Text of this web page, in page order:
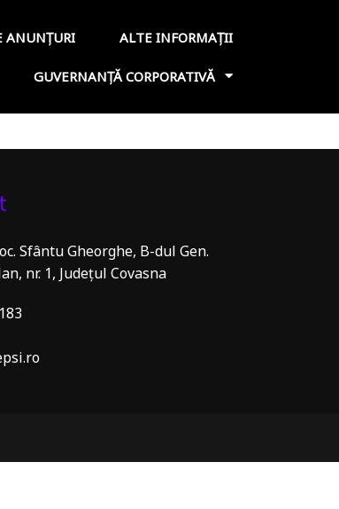
ANUNȚURI ALTE INFORMAȚII
GUVERNANȚĂ CORPORATIVĂ
Sfântu Gheorghe, B-dul Gen.
nr. 1, Județul Covasna